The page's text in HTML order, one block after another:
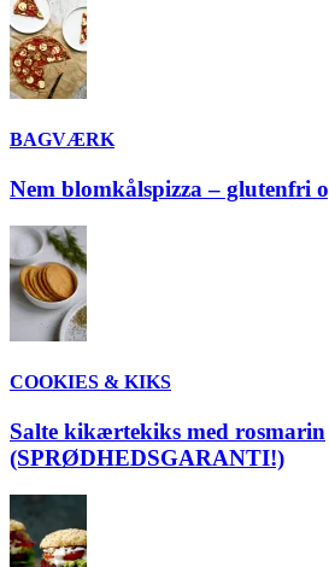
BAGVÆRK
Nem blomkålspizza – glutenfri
COOKIES & KIKS
Salte kikærtekiks med rosmarin
(SPRØDHEDSGARANTI!)